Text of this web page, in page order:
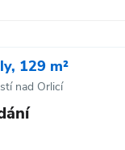
129 m²
nad Orlicí